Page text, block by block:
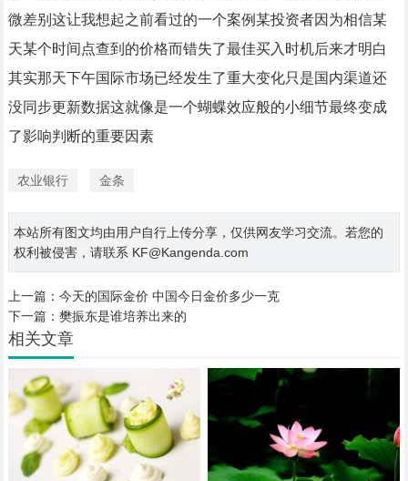
微差别这让我想起之前看过的一个案例某投资者因为相信某
天某个时间点查到的价格而错失了最佳买入时机后来才明白
其实那天下午国际市场已经发生了重大变化只是国内渠道还
没同步更新数据这就像是一个蝴蝶效应般的小细节最终变成
了影响判断的重要因素
农业银行 金条
本站所有图文均由用户自行上传分享，仅供网友学习交流。若您的
权利被侵害，请联系 KF@Kangenda.com
上一篇： 今天的国际金价 中国今日金价多少一克
下一篇： 樊振东是谁培养出来的
相关文章